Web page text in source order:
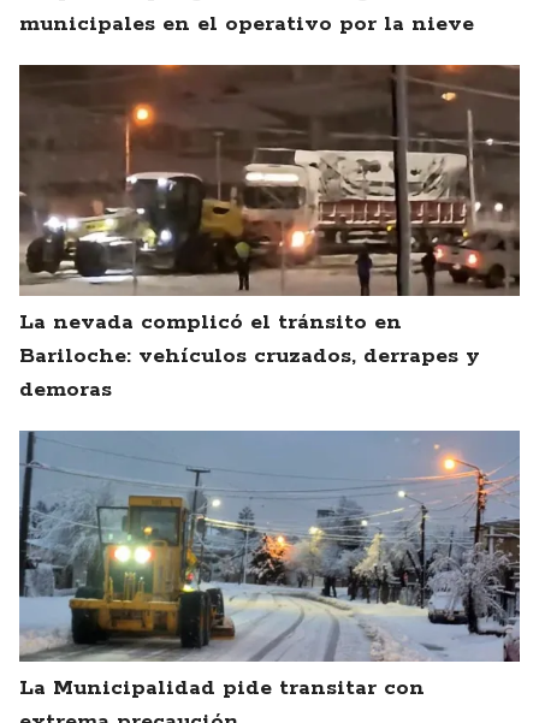
municipales en el operativo por la nieve
La nevada complicó el tránsito en
Bariloche: vehículos cruzados, derrapes y
demoras
La Municipalidad pide transitar con